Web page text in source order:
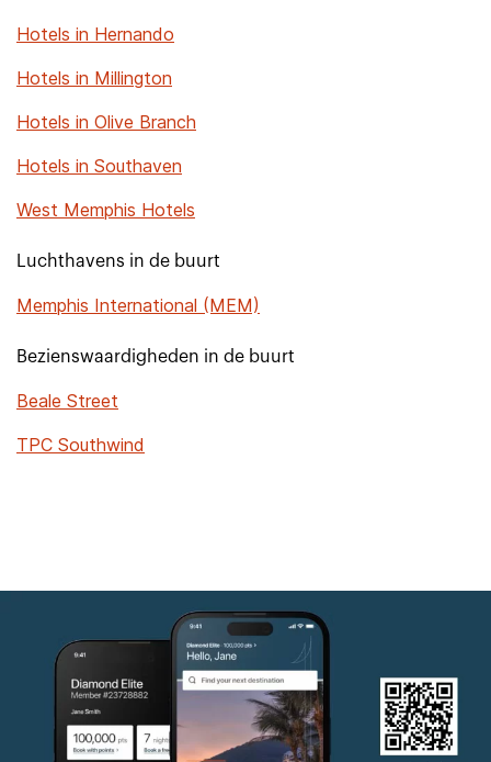
Hotels in Hernando
Hotels in Millington
Hotels in Olive Branch
Hotels in Southaven
West Memphis Hotels
Luchthavens in de buurt
Memphis International (MEM)
Bezienswaardigheden in de buurt
Beale Street
TPC Southwind